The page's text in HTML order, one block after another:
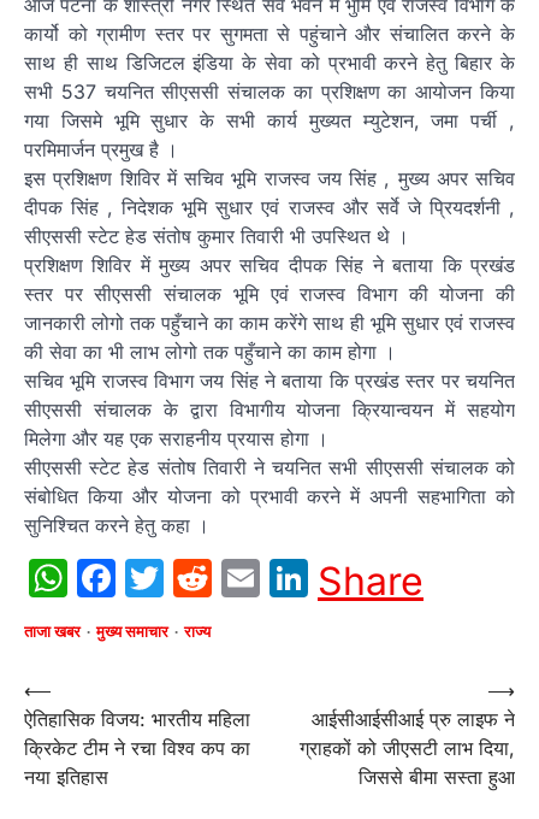
आज पटना के शास्त्री नगर स्थित सर्वे भवन में भुमि एवं राजस्व विभाग के
कार्यो को ग्रामीण स्तर पर सुगमता से पहुंचाने और संचालित करने के
साथ ही साथ डिजिटल इंडिया के सेवा को प्रभावी करने हेतु बिहार के
सभी 537 चयनित सीएससी संचालक का प्रशिक्षण का आयोजन किया
गया जिसमे भूमि सुधार के सभी कार्य मुख्यत म्युटेशन, जमा पर्ची ,
परमिमार्जन प्रमुख है ।
इस प्रशिक्षण शिविर में सचिव भूमि राजस्व जय सिंह , मुख्य अपर सचिव
दीपक सिंह , निदेशक भूमि सुधार एवं राजस्व और सर्वे जे प्रियदर्शनी ,
सीएससी स्टेट हेड संतोष कुमार तिवारी भी उपस्थित थे ।
प्रशिक्षण शिविर में मुख्य अपर सचिव दीपक सिंह ने बताया कि प्रखंड
स्तर पर सीएससी संचालक भूमि एवं राजस्व विभाग की योजना की
जानकारी लोगो तक पहुँचाने का काम करेंगे साथ ही भूमि सुधार एवं राजस्व
की सेवा का भी लाभ लोगो तक पहुँचाने का काम होगा ।
सचिव भूमि राजस्व विभाग जय सिंह ने बताया कि प्रखंड स्तर पर चयनित
सीएससी संचालक के द्वारा विभागीय योजना क्रियान्वयन में सहयोग
मिलेगा और यह एक सराहनीय प्रयास होगा ।
सीएससी स्टेट हेड संतोष तिवारी ने चयनित सभी सीएससी संचालक को
संबोधित किया और योजना को प्रभावी करने में अपनी सहभागिता को
सुनिश्चित करने हेतु कहा ।
WhatsApp
Facebook
Twitter
Reddit
EmailLinkedIn
Share
ताजा खबर मुख्य समाचार राज्य
Post
navigation
⟵
ऐतिहासिक विजय: भारतीय महिला
क्रिकेट टीम ने रचा विश्व कप का
नया इतिहास
आईसीआईसीआई प्रु लाइफ ने
ग्राहकों को जीएसटी लाभ दिया,
जिससे बीमा सस्ता हुआ
⟶